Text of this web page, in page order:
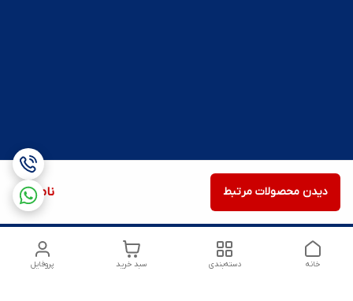
ناموجود دیدن محصولات مرتبط
پروفایل سبد خرید دسته‌بندی خانه